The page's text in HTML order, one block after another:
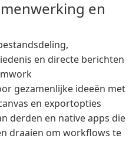
en
en directe berichten
gezamenlijke ideeën met
en exportopties
derden en native apps die
draaien om workflows te